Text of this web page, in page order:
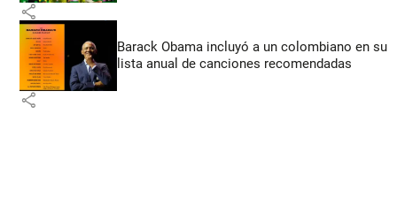
share
Barack Obama incluyó a un colombiano en su
lista anual de canciones recomendadas
share